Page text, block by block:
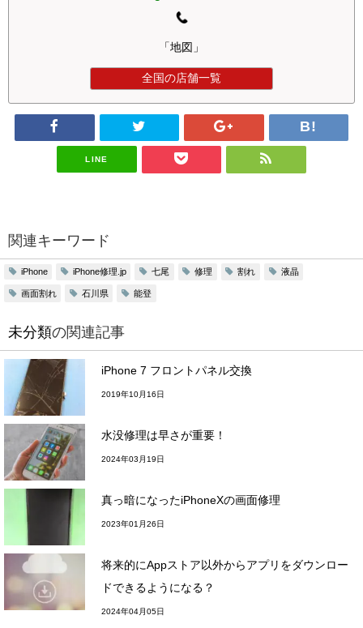
「地図」
全国の店舗一覧
LINE
関連キーワード
iPhone iPhone修理.jp 七尾 修理 割れ 液晶
画面割れ 石川県 能登
未分類の関連記事
iPhone 7 フロントパネル交換
2019年10月16日
水没修理は早さが重要！
2024年03月19日
真っ暗になったiPhoneXの画面修理
2023年01月26日
将来的にAppストア以外からアプリをダウンロー
ドできるようになる？
2024年04月05日